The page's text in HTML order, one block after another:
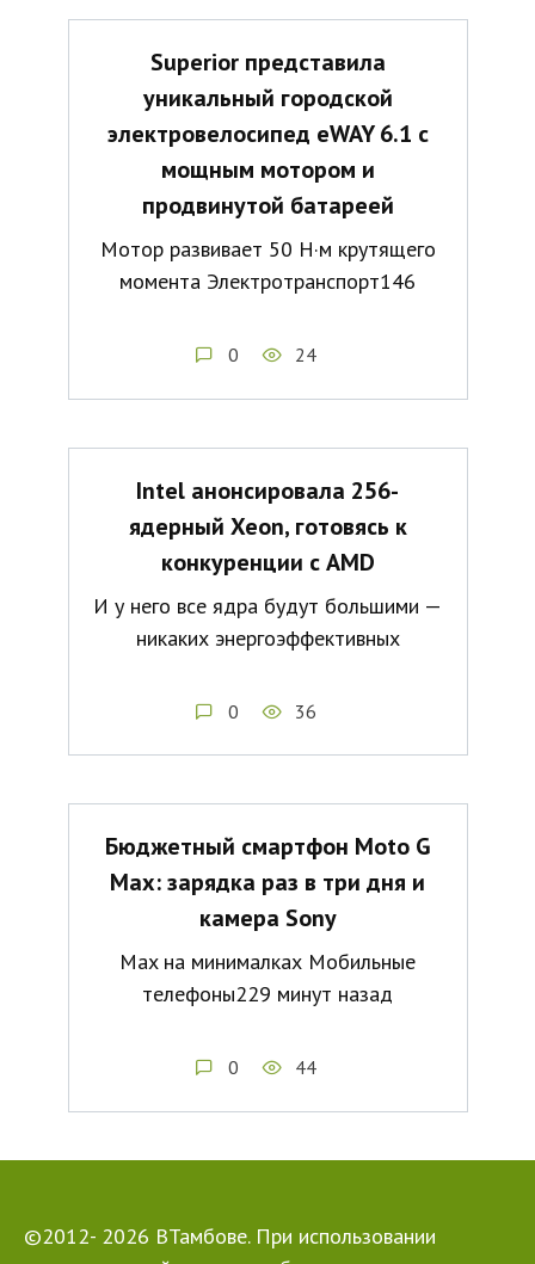
Superior представила
уникальный городской
электровелосипед eWAY 6.1 с
мощным мотором и
продвинутой батареей
Мотор развивает 50 Н·м крутящего
момента Электротранспорт146
0 24
Intel анонсировала 256-
ядерный Xeon, готовясь к
конкуренции с AMD
И у него все ядра будут большими —
никаких энергоэффективных
0 36
Бюджетный смартфон Moto G
Max: зарядка раз в три дня и
камера Sony
Max на минималках Мобильные
телефоны229 минут назад
0 44
©2012- 2026 ВТамбове. При использовании